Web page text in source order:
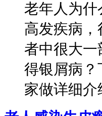
老年人为
高发疾病
者中很大
得银屑病
家做详细介